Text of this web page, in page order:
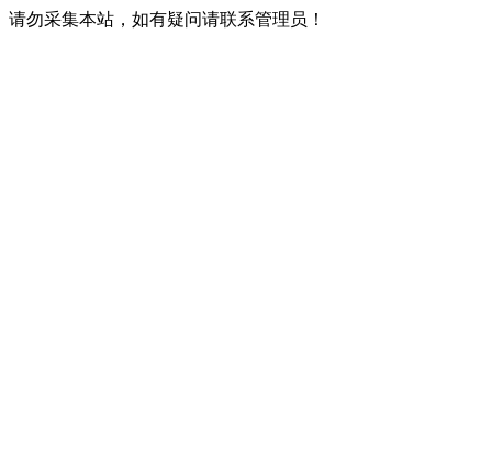
请勿采集本站，如有疑问请联系管理员！